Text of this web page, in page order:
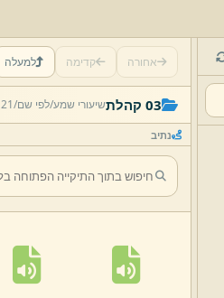
אחורה קדימה למעלה
03 קהלת שיעורי שמע/לפי שם/21 הרב אברהם פנט/
נתיב